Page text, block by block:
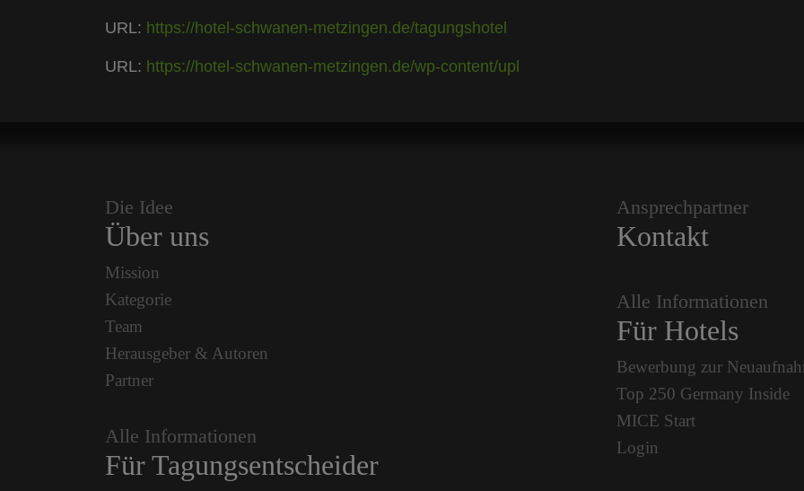
URL: https://hotel-schwanen-metzingen.de/tagungshotel
URL: https://hotel-schwanen-metzingen.de/wp-content/upl
Die Idee
Über uns
Mission
Kategorie
Team
Herausgeber & Autoren
Partner
Alle Informationen
Für Tagungsentscheider
Ansprechpartner
Kontakt
Alle Informationen
Für Hotels
Bewerbung zur
Top 250 Germany Inside
MICE Start
Login